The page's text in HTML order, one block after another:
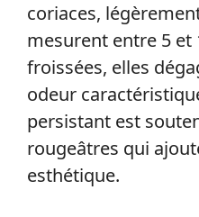
coriaces,
mesurent entre 5 et
froissées, elles
odeur
persistant est
rougeâtres qui
esthétique.